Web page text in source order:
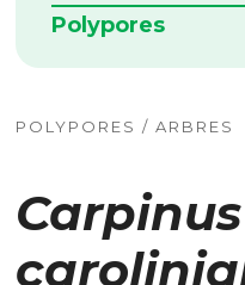
Polypores
POLYPORES / ARBRES
Carpinus